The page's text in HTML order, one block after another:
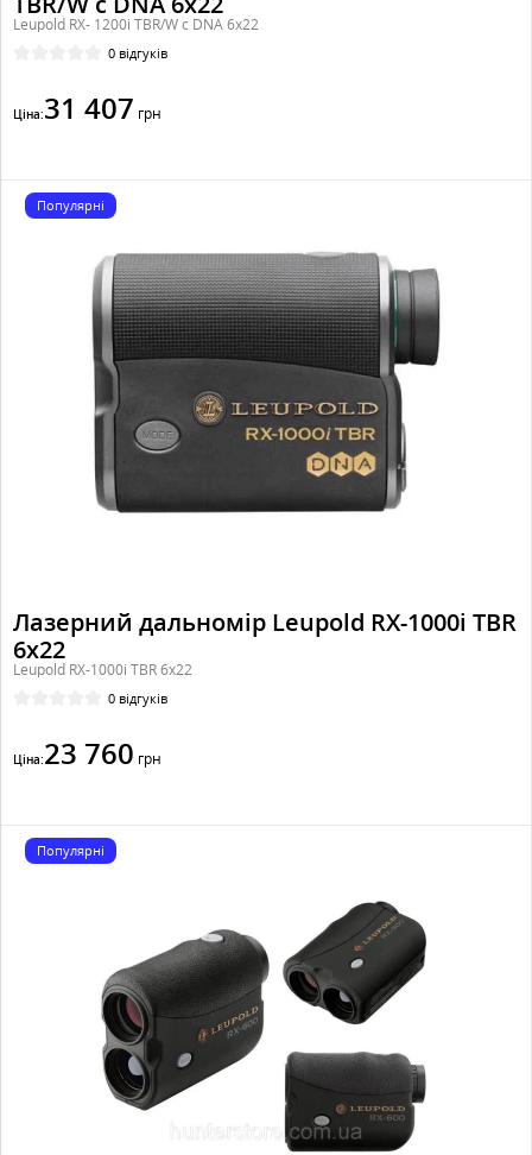
Leupold RX- 1200i TBR/W c DNA 6x22
0 відгуків
Ціна:31 407 грн
Популярні
Лазерний дальномір Leupold RX-1000i TBR
6x22
Leupold RX-1000i TBR 6x22
0 відгуків
Ціна:23 760 грн
Популярні